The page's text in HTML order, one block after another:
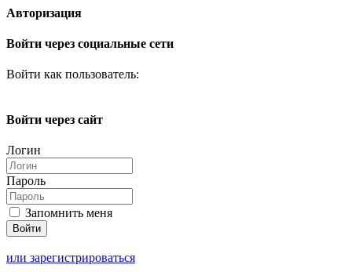
Авторизация
Войти через социальные сети
Войти как пользователь:
Войти через сайт
Логин
Пароль
Запомнить меня
или зарегистрироваться